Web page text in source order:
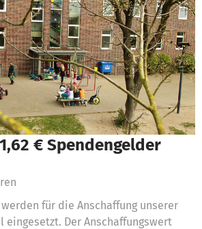
€ Spendengelder
für die Anschaffung unserer
eingesetzt. Der Anschaffungswert